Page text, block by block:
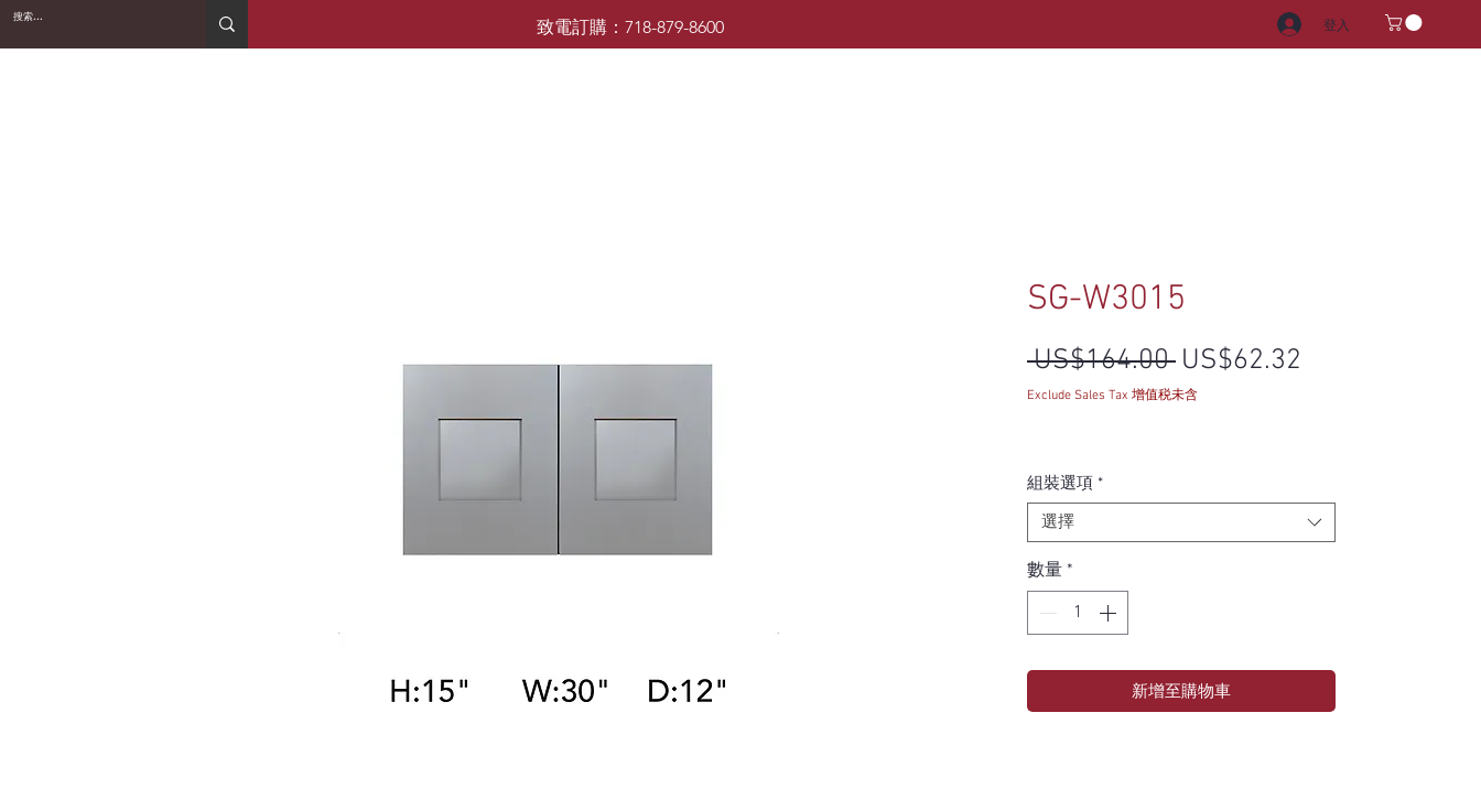
致電訂購：718-879-8600 登入
SG-W3015
US$164.00 一般價格
US$62.32
Exclude Sales Tax 增值税未含
組裝選項 *
選擇
數量 *
新增至購物車